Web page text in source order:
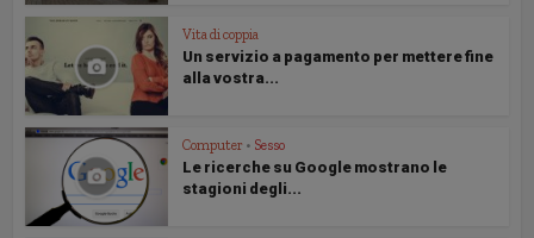
Vita di coppia
Un servizio a pagamento per mettere fine
alla vostra...
Computer • Sesso
Le ricerche su Google mostrano le
stagioni degli...